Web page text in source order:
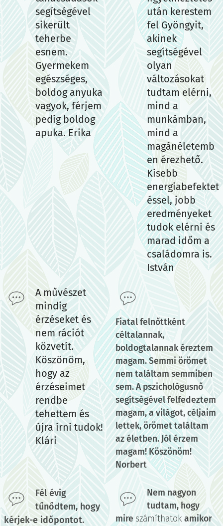
segítségével
sikerült
teherbe
esnem.
Gyermekem
egészséges,
boldog anyuka
vagyok, férjem
pedig boldog
apuka. Erika
után kerestem
fel Gyöngyit,
akinek
segítségével
olyan
változásokat
tudtam elérni,
mind a
munkámban,
mind a
magánéletemb
en érezhető.
Kisebb
energiabefektet
éssel, jobb
eredményeket
tudok elérni és
marad időm a
családomra is.
István
A művészet
mindig
érzéseket és
nem rációt
közvetít.
Köszönöm,
hogy az
érzéseimet
rendbe
tehettem és
újra írni tudok!
Klári
Fiatal felnőttként
céltalannak,
boldogtalannak éreztem
magam. Semmi örömet
nem találtam semmiben
sem. A pszichológusnő
segítségével felfedeztem
magam, a világot, céljaim
lettek, örömet találtam
az életben. Jól érzem
magam! Köszönöm!
Norbert
Fél évig
tűnődtem, hogy
kérjek-e időpontot.
Nem nagyon
tudtam, hogy
mire számíthatok amikor